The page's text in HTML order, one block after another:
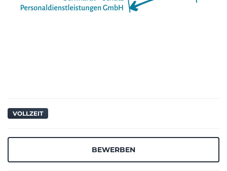
VOLLZEIT
BEWERBEN